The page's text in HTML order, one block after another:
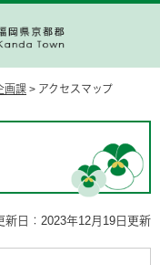
画課 > アクセスマップ
新日：2023年12月19日更新